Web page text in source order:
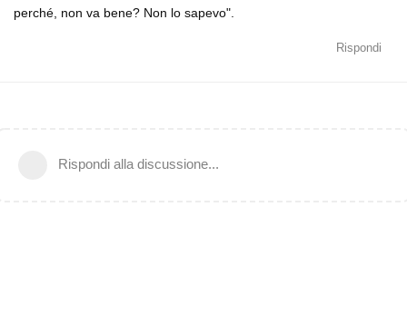
perché, non va bene? Non lo sapevo".
Rispondi
Rispondi alla discussione...